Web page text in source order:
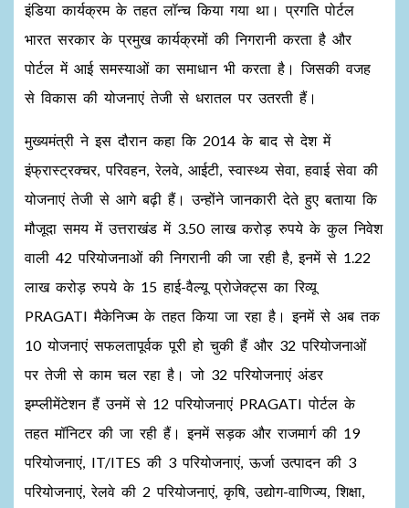
इंडिया कार्यक्रम के तहत लॉन्च किया गया था। प्रगति पोर्टल
भारत सरकार के प्रमुख कार्यक्रमों की निगरानी करता है और
पोर्टल में आई समस्याओं का समाधान भी करता है। जिसकी वजह
से विकास की योजनाएं तेजी से धरातल पर उतरती हैं।
मुख्यमंत्री ने इस दौरान कहा कि 2014 के बाद से देश में
इंफ्रास्ट्रक्चर, परिवहन, रेलवे, आईटी, स्वास्थ्य सेवा, हवाई सेवा की
योजनाएं तेजी से आगे बढ़ी हैं। उन्होंने जानकारी देते हुए बताया कि
मौजूदा समय में उत्तराखंड में 3.50 लाख करोड़ रुपये के कुल निवेश
वाली 42 परियोजनाओं की निगरानी की जा रही है, इनमें से 1.22
लाख करोड़ रुपये के 15 हाई-वैल्यू प्रोजेक्ट्स का रिव्यू
PRAGATI मैकेनिज्म के तहत किया जा रहा है। इनमें से अब तक
10 योजनाएं सफलतापूर्वक पूरी हो चुकी हैं और 32 परियोजनाओं
पर तेजी से काम चल रहा है। जो 32 परियोजनाएं अंडर
इम्प्लीमेंटेशन हैं उनमें से 12 परियोजनाएं PRAGATI पोर्टल के
तहत मॉनिटर की जा रही हैं। इनमें सड़क और राजमार्ग की 19
परियोजनाएं, IT/ITES की 3 परियोजनाएं, ऊर्जा उत्पादन की 3
परियोजनाएं, रेलवे की 2 परियोजनाएं, कृषि, उद्योग-वाणिज्य, शिक्षा,